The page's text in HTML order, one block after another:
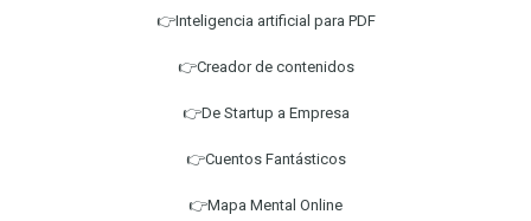
👉Inteligencia artificial para PDF
👉Creador de contenidos
👉De Startup a Empresa
👉Cuentos Fantásticos
👉Mapa Mental Online